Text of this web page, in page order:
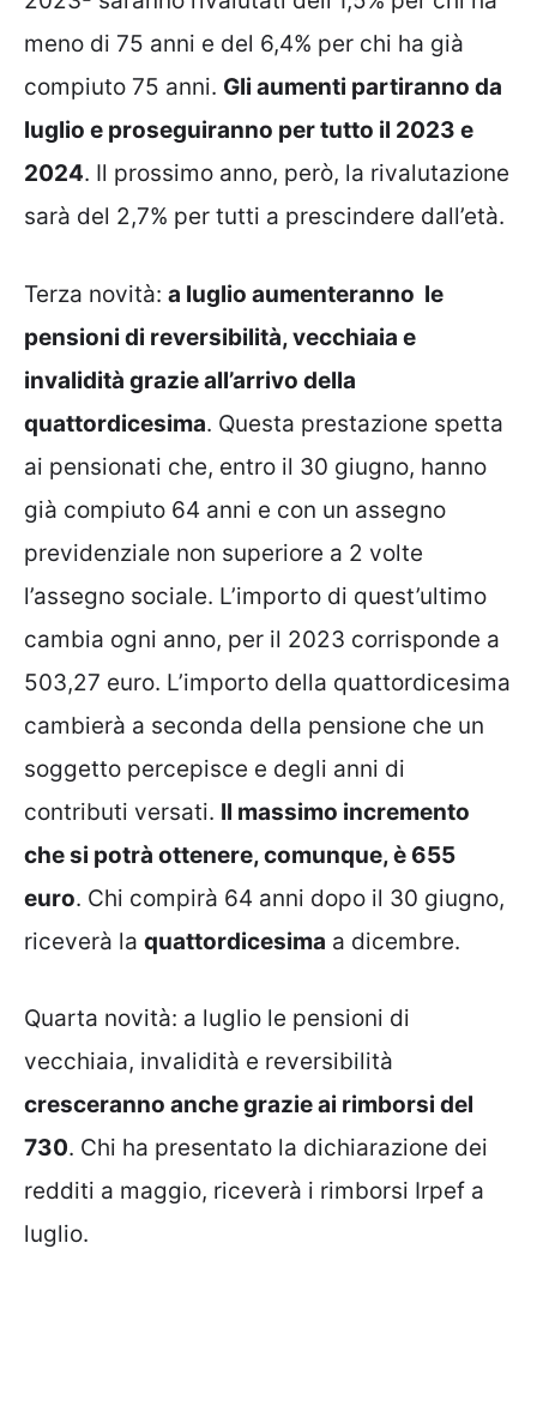
meno di 75 anni e del 6,4% per chi ha già
compiuto 75 anni. Gli aumenti partiranno da
luglio e proseguiranno per tutto il 2023 e
2024. Il prossimo anno, però, la rivalutazione
sarà del 2,7% per tutti a prescindere dall’età.
Terza novità: a luglio aumenteranno le
pensioni di reversibilità, vecchiaia e
invalidità grazie all’arrivo della
quattordicesima. Questa prestazione spetta
ai pensionati che, entro il 30 giugno, hanno
già compiuto 64 anni e con un assegno
previdenziale non superiore a 2 volte
l’assegno sociale. L’importo di quest’ultimo
cambia ogni anno, per il 2023 corrisponde a
503,27 euro. L’importo della quattordicesima
cambierà a seconda della pensione che un
soggetto percepisce e degli anni di
contributi versati. Il massimo incremento
che si potrà ottenere, comunque, è 655
euro. Chi compirà 64 anni dopo il 30 giugno,
riceverà la quattordicesima a dicembre.
Quarta novità: a luglio le pensioni di
vecchiaia, invalidità e reversibilità
cresceranno anche grazie ai rimborsi del
730. Chi ha presentato la dichiarazione dei
redditi a maggio, riceverà i rimborsi Irpef a
luglio.